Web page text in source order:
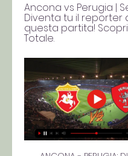
Ancona vs Perugia |
Diventa tu il reporter
questa partita! Scopri
Totale.